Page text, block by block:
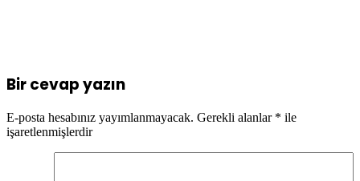
Bir cevap yazın
E-posta hesabınız yayımlanmayacak. Gerekli alanlar * ile
işaretlenmişlerdir